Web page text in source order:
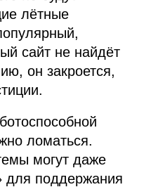
лётные
сайт не найдёт
он закроется,
ломаться.
могут даже
для поддержания